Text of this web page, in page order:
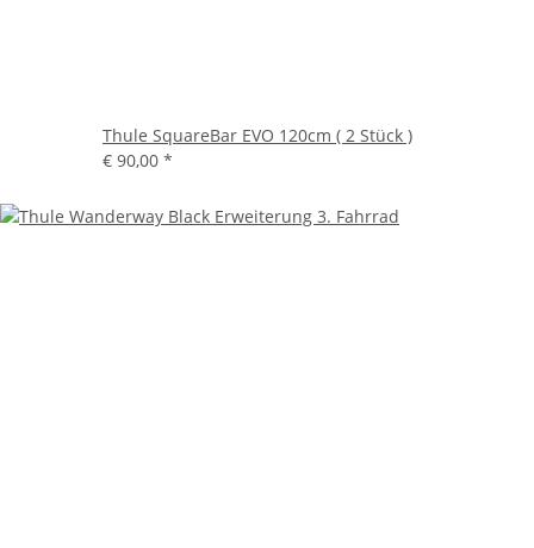
Thule SquareBar EVO 120cm ( 2 Stück )
€ 90,00 *